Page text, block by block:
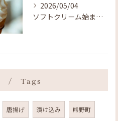
2026/05/04
ソフトクリーム始まりました ˎˊ˗
Tags
唐揚げ 漬け込み 熊野町